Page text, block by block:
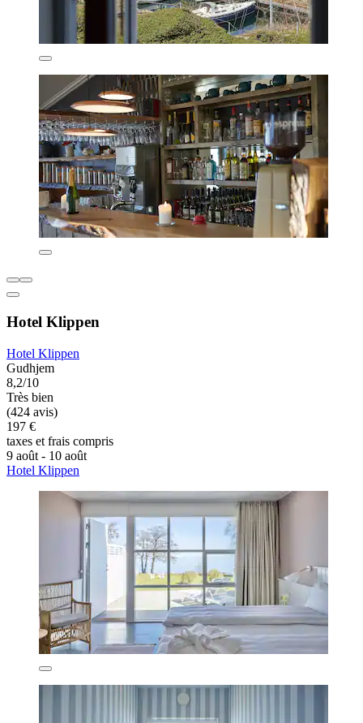
Hotel Klippen
Hotel Klippen
Gudhjem
8,2/10
Très bien
(424 avis)
197 €
taxes et frais compris
9 août - 10 août
Hotel Klippen